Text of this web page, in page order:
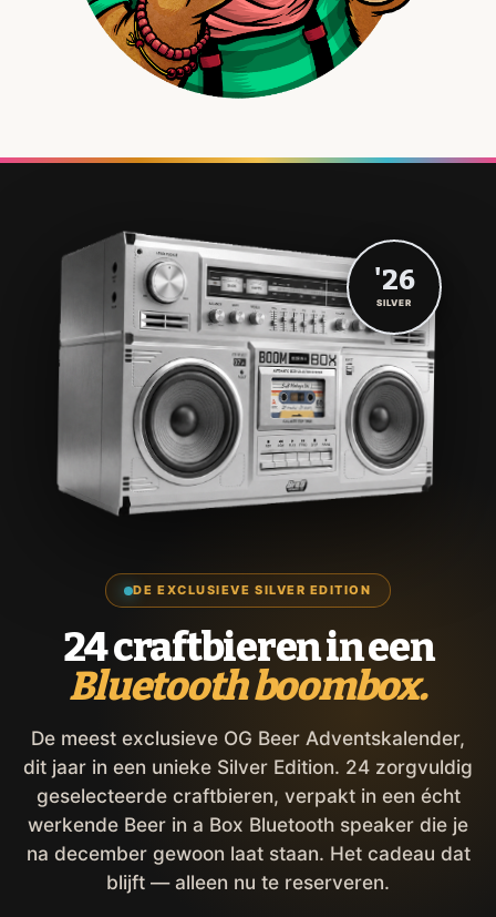
DE EXCLUSIEVE SILVER EDITION
24 craftbieren in een
Bluetooth boombox.
De meest exclusieve OG Beer Adventskalender,
dit jaar in een unieke Silver Edition. 24 zorgvuldig
geselecteerde craftbieren, verpakt in een écht
werkende Beer in a Box Bluetooth speaker die je
na december gewoon laat staan. Het cadeau dat
blijft — alleen nu te reserveren.
'26
SILVER